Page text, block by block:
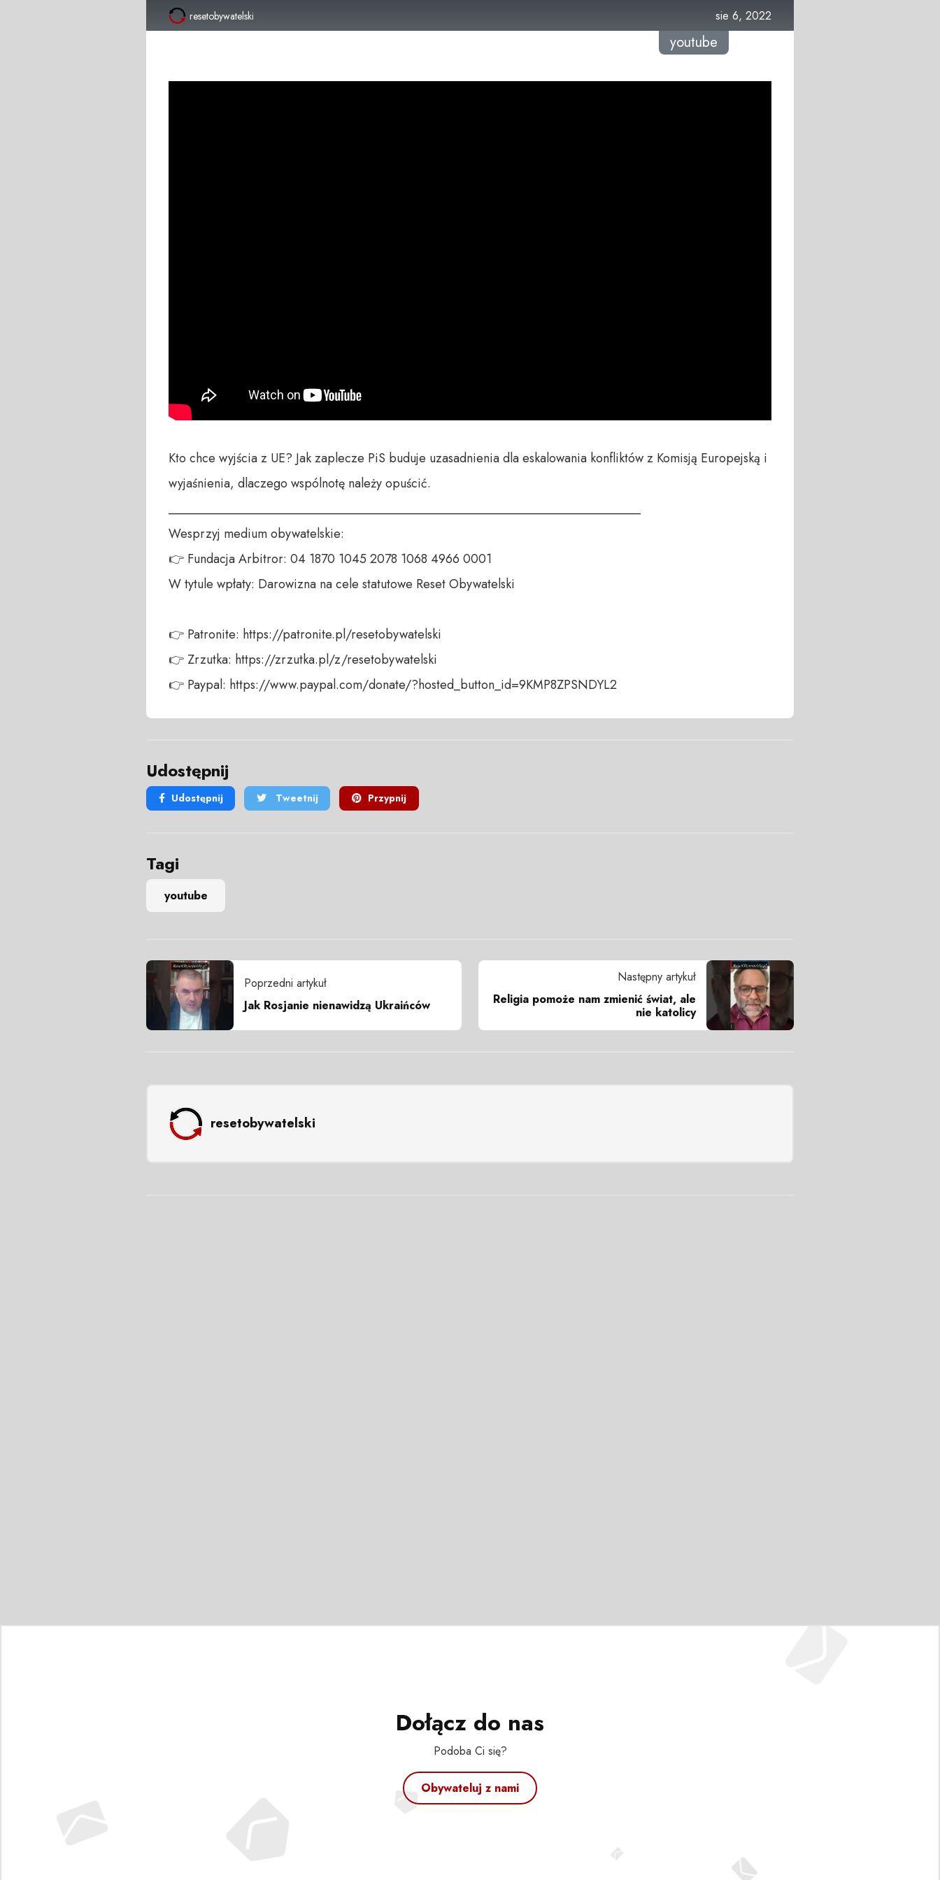
resetobywatelski sie 6, 2022
youtube
Kto chce wyjścia z UE? Jak zaplecze PiS buduje uzasadnienia dla eskalowania konfliktów z Komisją Europejską i
wyjaśnienia, dlaczego wspólnotę należy opuścić.
___________________________________________________________________________
Wesprzyj medium obywatelskie:
👉 Fundacja Arbitror: 04 1870 1045 2078 1068 4966 0001
W tytule wpłaty: Darowizna na cele statutowe Reset Obywatelski
👉 Patronite: https://patronite.pl/resetobywatelski
👉 Zrzutka: https://zrzutka.pl/z/resetobywatelski
👉 Paypal: https://www.paypal.com/donate/?hosted_button_id=9KMP8ZPSNDYL2
Udostępnij
Udostępnij Tweetnij Przypnij
Tagi
youtube
Poprzedni artykuł
Jak Rosjanie nienawidzą Ukraińców
Następny artykuł
Religia pomoże nam zmienić świat, ale
nie katolicy
resetobywatelski
Dołącz do nas
Podoba Ci się?
Obywateluj z nami